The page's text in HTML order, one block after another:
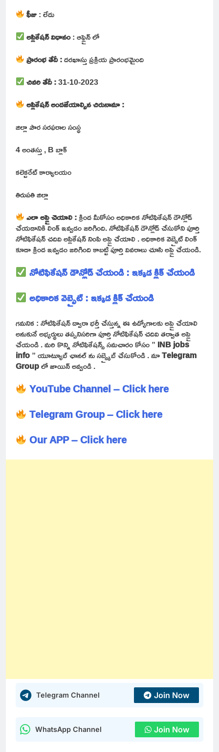
ఫీజు: లేదు
అప్లికేషన్ విధానం: ఆఫ్లైన్ లో
ప్రారంభ తేదీ :దరఖాస్తు ప్రక్రియ ప్రారంభమైంది
చివరి తేదీ :31-10-2023
అప్లికేషన్ అందజేయాల్సిన చిరునామా :
జిల్లా పౌర సరఫరాల సంస్థ
4 అంతస్తు , B బ్లాక్
కలెక్టరేట్ కార్యాలయం
తిరుపతి జిల్లా
ఎలా అప్లై చెయాలి :క్రింద మీకోసం అధికారిక నోటిఫికేషన్ డౌన్లోడ్
చేయడానికి లింక్ ఇవ్వడం జరిగింది. నోటిఫికేషన్ డౌన్లోడ్ చేసుకోని పూర్తి
నోటిఫికేషన్ చదివి అప్లికేషన్ నింపి అప్లై చేయాలి . అధికారిక వెబ్సైట్ లింక్
కూడా క్రింద ఇవ్వడం జరిగింది కాబట్టి పూర్తి వివరాలు చూసి అప్లై చేయండి.
నోటిఫికేషన్ డౌన్లోడ్ చేయండి : ఇక్కడ క్లిక్ చేయండి
అధికారిక వెబ్సైట్ : ఇక్కడ క్లిక్ చేయండి
గమనిక : నోటిఫికేషన్ ద్వారా భర్తీ చేస్తున్న ఈ ఉద్యోగాలకు అప్లై చేయాలి
అనుకునే అభ్యర్థులు తప్పనిసరిగా పూర్తి నోటిఫికేషన్ చదివి తర్వాత అప్లై
చేయండి . మరి కొన్ని నోటిఫికేషన్స్ సమచారం కోసం ” INB jobs
info” యూట్యూబ్ ఛానల్ ను సబ్స్క్రైబ్ చేసుకోండి . మాTelegram
Groupలో జాయిన్ అవ్వండి .
YouTube Channel – Click here
Telegram Group – Click here
Our APP – Click here
Telegram Channel Join Now
WhatsApp Channel Join Now